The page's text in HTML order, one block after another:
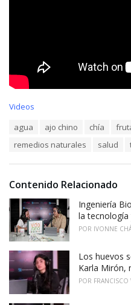
C
i
:
Videos
agua ajo chino chía
remedios naturales
salud
Contenido Relacionado
Ingeniería
la tecnología
POR IVONNE
Los huevos
Karla Mirón,
POR FRANCISCO